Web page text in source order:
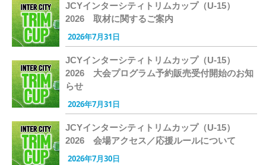
JCYインターシティトリムカップ（U-15）
2026 取材に関するご案内
2026年7月31日
JCYインターシティトリムカップ（U-15）
2026 大会プログラム予約販売受付開始のお知
らせ
2026年7月31日
JCYインターシティトリムカップ（U-15）
2026 会場アクセス／応援ルールについて
2026年7月30日